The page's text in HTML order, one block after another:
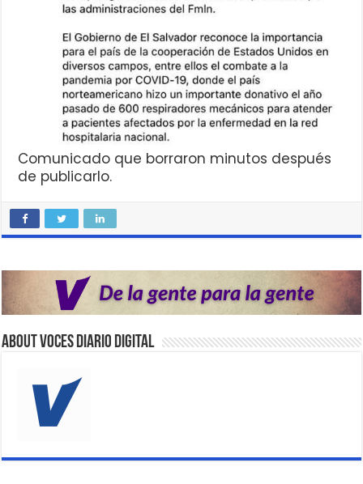
Comunicado que borraron minutos después
de publicarlo.
About VOCES Diario digital